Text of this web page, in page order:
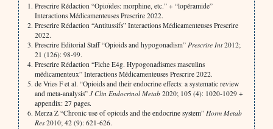
Prescrire Rédaction “Opioïdes: morphine, etc.” + “lopéramide”
Interactions Médicamenteuses Prescrire 2022.
Prescrire Rédaction “Antitussifs” Interactions Médicamenteuses Prescrire
2022.
Prescrire Editorial Staff “Opioids and hypogonadism” Prescrire Int2012;
21 (126): 98-99.
Prescrire Rédaction “Fiche E4g. Hypogonadismes masculins
médicamenteux” Interactions Médicamenteuses Prescrire 2022.
de Vries F et al. “Opioids and their endocrine effects: a systematic review
and meta-analysis” J Clin Endocrinol Metab 2020; 105 (4): 1020-1029 +
appendix: 27 pages.
Merza Z “Chronic use of opioids and the endocrine system” Horm Metab
Res2010; 42 (9): 621-626.